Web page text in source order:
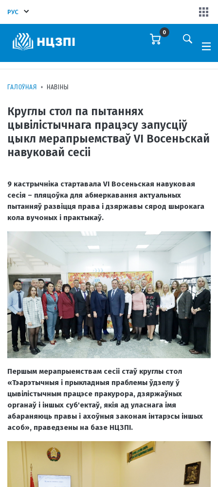
РУС
0
ГАЛОЎНАЯ НАВІНЫ
Круглы стол па пытаннях
цывілістычнага працэсу запусціў
цыкл мерапрыемстваў VI Восеньскай
навуковай сесіі
9 кастрычніка стартавала VI Восеньская навуковая
сесія – пляцоўка для абмеркавання актуальных
пытанняў развіцця права і дзяржавы сярод шырокага
кола вучоных і практыкаў.
Першым мерапрыемствам сесіі стаў круглы стол
«Тэарэтычныя і прыкладныя праблемы ўдзелу ў
цывілістычным працэсе пракурора, дзяржаўных
органаў і іншых суб'ектаў, якія ад уласнага імя
абараняюць правы і ахоўныя законам інтарэсы іншых
асоб», праведзены на базе НЦЗПІ.